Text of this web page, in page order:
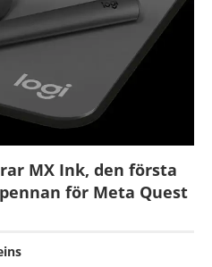
MX Ink, den första
för Meta Quest